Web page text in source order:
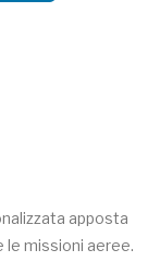
2.4 e 5.8 GHz.
al
e non
levette del
e lo rendono
precedenti.
Android
apposta
le missioni aeree.